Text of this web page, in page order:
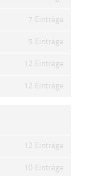
7 Einträge
5 Einträge
12 Einträge
12 Einträge
12 Einträge
10 Einträge